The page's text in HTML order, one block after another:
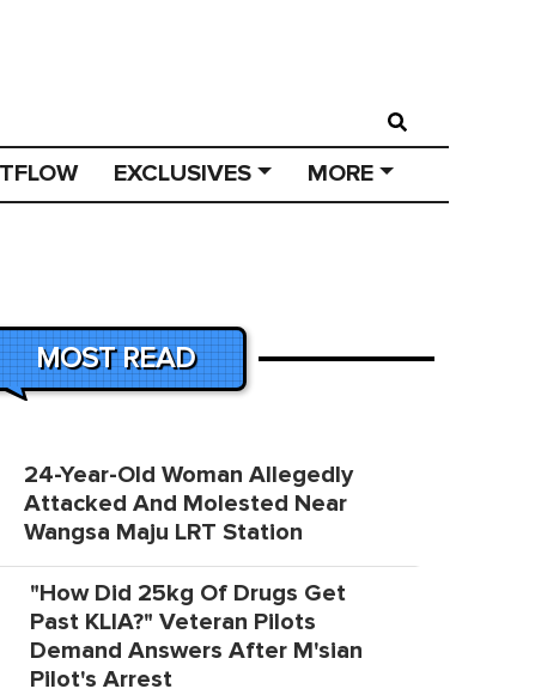
EXCLUSIVES MORE
MOST READ
24-Year-Old Woman Allegedly
Attacked And Molested Near
Wangsa Maju LRT Station
"How Did 25kg Of Drugs Get
Past KLIA?" Veteran Pilots
Demand Answers After M'sian
Pilot's Arrest